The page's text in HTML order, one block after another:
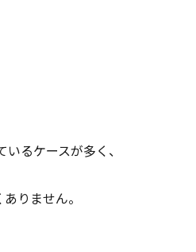
るケースが多く、
りません。